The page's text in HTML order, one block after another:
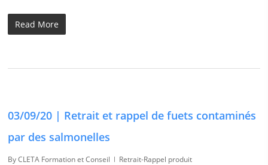
Read More
03/09/20 | Retrait et rappel de fuets contaminés
par des salmonelles
By CLETA Formation et Conseil Retrait-Rappel produit